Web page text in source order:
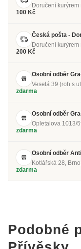
Doručení
100 Kč
Česká pošta -
Doručení
200 Kč
Osobní odběr
Veselá 39 (roh s
zdarma
Osobní odběr
Opletalova 1013/
zdarma
Osobní odběr
Kotlářská 28,
zdarma
Podobné